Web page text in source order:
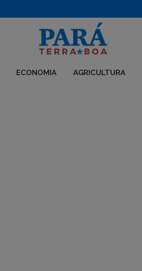
ECONOMIA AGRICULTURA